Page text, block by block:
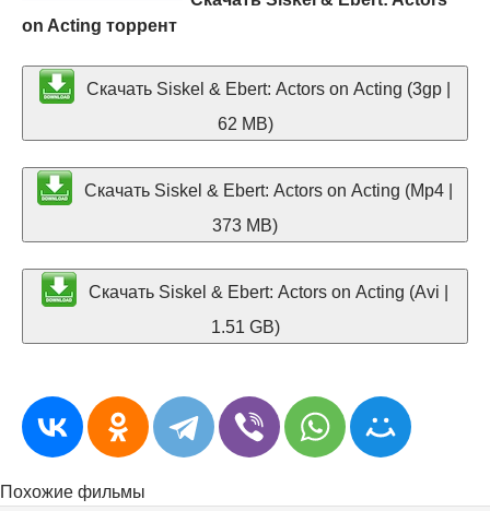
on Acting торрент
Скачать Siskel & Ebert: Actors on Acting (3gp |
62 MB)
Скачать Siskel & Ebert: Actors on Acting (Mp4 |
373 MB)
Скачать Siskel & Ebert: Actors on Acting (Avi |
1.51 GB)
Похожие фильмы